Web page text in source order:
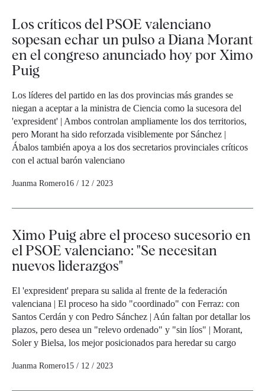
Los críticos del PSOE valenciano
sopesan echar un pulso a Diana Morant
en el congreso anunciado hoy por Ximo
Puig
Los líderes del partido en las dos provincias más grandes se
niegan a aceptar a la ministra de Ciencia como la sucesora del
'expresident' | Ambos controlan ampliamente los dos territorios,
pero Morant ha sido reforzada visiblemente por Sánchez |
Ábalos también apoya a los dos secretarios provinciales críticos
con el actual barón valenciano
Juanma Romero16 / 12 / 2023
Ximo Puig abre el proceso sucesorio en
el PSOE valenciano: "Se necesitan
nuevos liderazgos"
El 'expresident' prepara su salida al frente de la federación
valenciana | El proceso ha sido "coordinado" con Ferraz: con
Santos Cerdán y con Pedro Sánchez | Aún faltan por detallar los
plazos, pero desea un "relevo ordenado" y "sin líos" | Morant,
Soler y Bielsa, los mejor posicionados para heredar su cargo
Juanma Romero15 / 12 / 2023